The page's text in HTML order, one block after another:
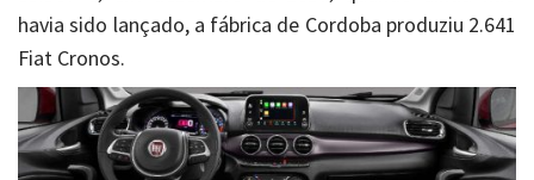
havia sido lançado, a fábrica de Cordoba produziu 2.641
Fiat Cronos.